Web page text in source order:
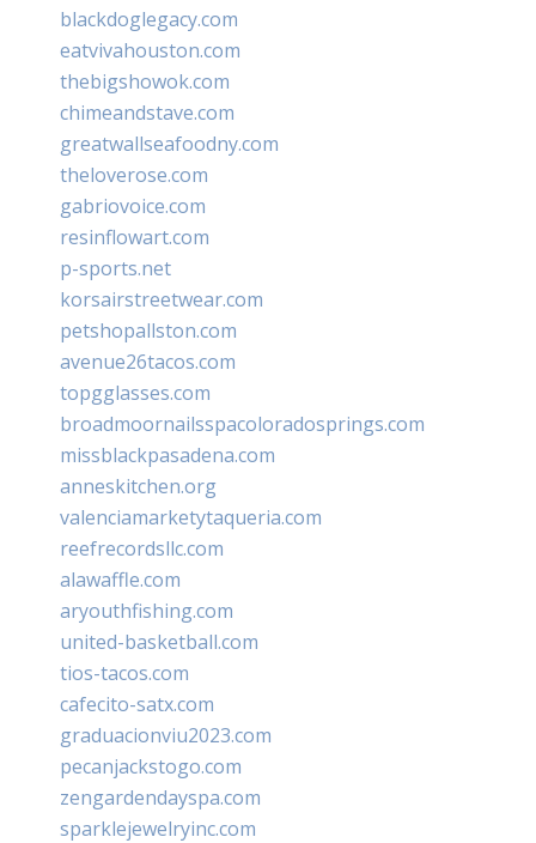
blackdoglegacy.com
eatvivahouston.com
thebigshowok.com
chimeandstave.com
greatwallseafoodny.com
theloverose.com
gabriovoice.com
resinflowart.com
p-sports.net
korsairstreetwear.com
petshopallston.com
avenue26tacos.com
topgglasses.com
broadmoornailsspacoloradosprings.com
missblackpasadena.com
anneskitchen.org
valenciamarketytaqueria.com
reefrecordsllc.com
alawaffle.com
aryouthfishing.com
united-basketball.com
tios-tacos.com
cafecito-satx.com
graduacionviu2023.com
pecanjackstogo.com
zengardendayspa.com
sparklejewelryinc.com